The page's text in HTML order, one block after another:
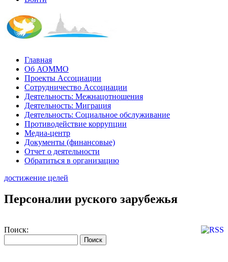
Главная
Об АОММО
Проекты Ассоциации
Сотрудничество Ассоциации
Деятельность: Межнацотношения
Деятельность: Миграция
Деятельность: Социальное обслуживание
Противодействие коррупции
Медиа-центр
Документы (финансовые)
Отчет о деятельности
Обратиться в организацию
достижение целей
Персоналии руского зарубежья
Поиск: